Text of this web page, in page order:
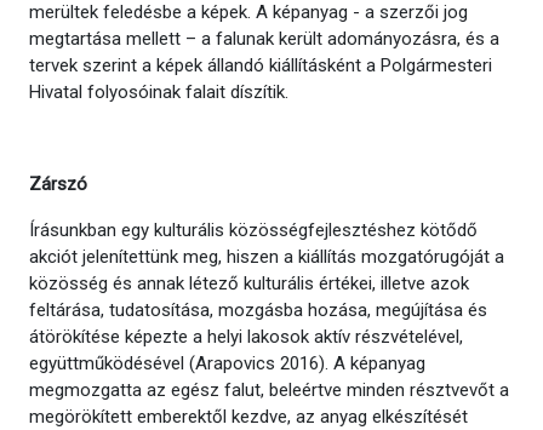
merültek feledésbe a képek. A képanyag - a szerzői jog
megtartása mellett – a falunak került adományozásra, és a
tervek szerint a képek állandó kiállításként a Polgármesteri
Hivatal folyosóinak falait díszítik.
Zárszó
Írásunkban egy kulturális közösségfejlesztéshez kötődő
akciót jelenítettünk meg, hiszen a kiállítás mozgatórugóját a
közösség és annak létező kulturális értékei, illetve azok
feltárása, tudatosítása, mozgásba hozása, megújítása és
átörökítése képezte a helyi lakosok aktív részvételével,
együttműködésével (Arapovics 2016). A képanyag
megmozgatta az egész falut, beleértve minden résztvevőt a
megörökített emberektől kezdve, az anyag elkészítését